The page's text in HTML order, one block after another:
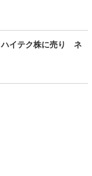
ハイテク株に売り ネ